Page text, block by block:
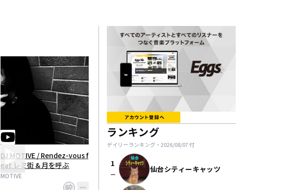
DJ MOTIVE / Rendez-vous f
eat レミ街 & 月を呼ぶ
MOTIVE
ランキング
デイリーランキング・ 2026/08/07付
1
check_indeterminate_small 仙台シティーキャッツ